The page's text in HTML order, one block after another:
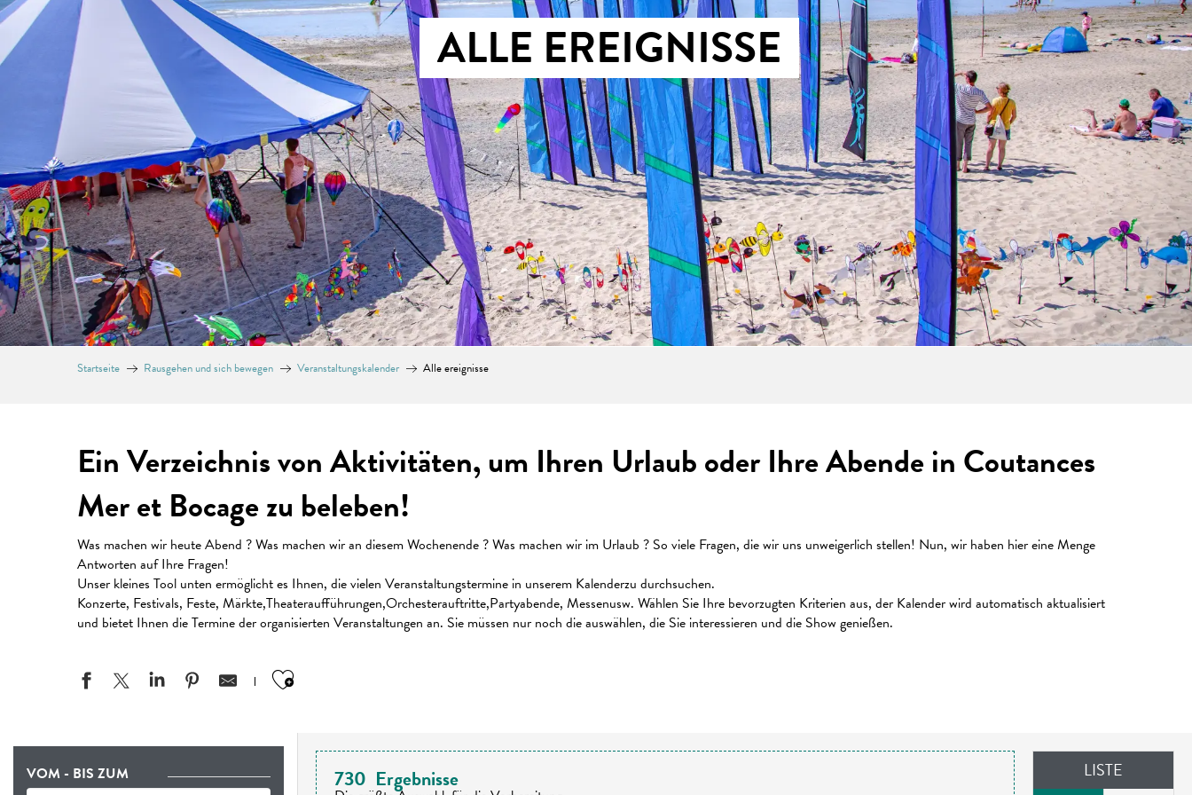
ALLE EREIGNISSE
Startseite Rausgehen und sich bewegen Veranstaltungskalender Alle ereignisse
Ein Verzeichnis von Aktivitäten, um Ihren Urlaub oder Ihre Abende in Coutances
Mer et Bocage zu beleben!
Was machen wir heute Abend ? Was machen wir an diesem Wochenende ? Was machen wir im Urlaub ? So viele Fragen, die wir uns unweigerlich stellen! Nun, wir haben hier eine Menge
Antworten auf Ihre Fragen!
Unser kleines Tool unten ermöglicht es Ihnen, die vielen Veranstaltungstermine in unserem Kalenderzu durchsuchen.
Konzerte, Festivals, Feste, Märkte,Theateraufführungen,Orchesterauftritte,Partyabende, Messenusw. Wählen Sie Ihre bevorzugten Kriterien aus, der Kalender wird automatisch aktualisiert
und bietet Ihnen die Termine der organisierten Veranstaltungen an. Sie müssen nur noch die auswählen, die Sie interessieren und die Show genießen.
Ajouter aux favoris
VOM - BIS ZUM 730 Ergebnisse LISTE